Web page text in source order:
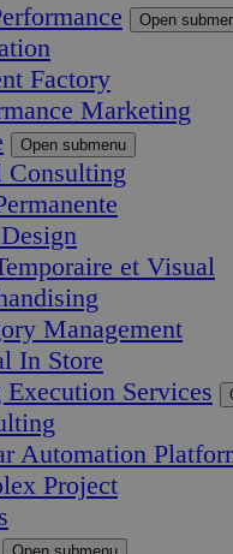
Open
Factory
Marketing
Open submenu
Consulting
et Visual
Management
In Store
Services
Automation
Project